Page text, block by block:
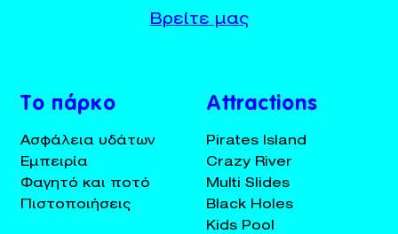
Το πάρκο
Ασφάλεια υδάτων
Εμπειρία
Φαγητό και ποτό
Πιστοποιήσεις
Attractions
Pirates Island
Crazy River
Multi Slides
Black Holes
Kids Pool
Βρείτε μας